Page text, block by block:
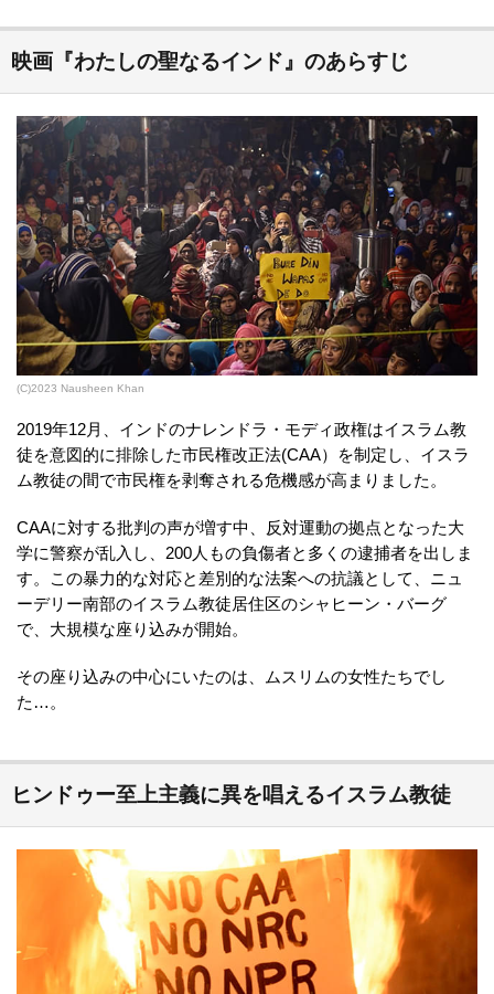
映画『わたしの聖なるインド』のあらすじ
(C)2023 Nausheen Khan
2019年12月、インドのナレンドラ・モディ政権はイスラム教
徒を意図的に排除した市民権改正法(CAA）を制定し、イスラ
ム教徒の間で市民権を剥奪される危機感が高まりました。
CAAに対する批判の声が増す中、反対運動の拠点となった大
学に警察が乱入し、200人もの負傷者と多くの逮捕者を出しま
す。この暴力的な対応と差別的な法案への抗議として、ニュ
ーデリー南部のイスラム教徒居住区のシャヒーン・バーグ
で、大規模な座り込みが開始。
その座り込みの中心にいたのは、ムスリムの女性たちでし
た…。
ヒンドゥー至上主義に異を唱えるイスラム教徒